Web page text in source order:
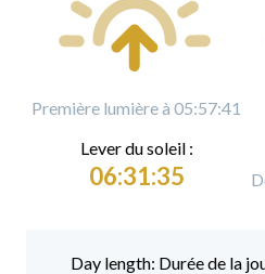
Première lumière à 05:57:41
Lever du soleil :
06:31:35
Durée de la